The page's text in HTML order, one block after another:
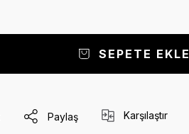
SEPETE EKLE
Paylaş Karşılaştır